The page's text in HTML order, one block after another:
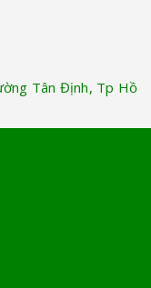
Tân Định, Tp Hồ